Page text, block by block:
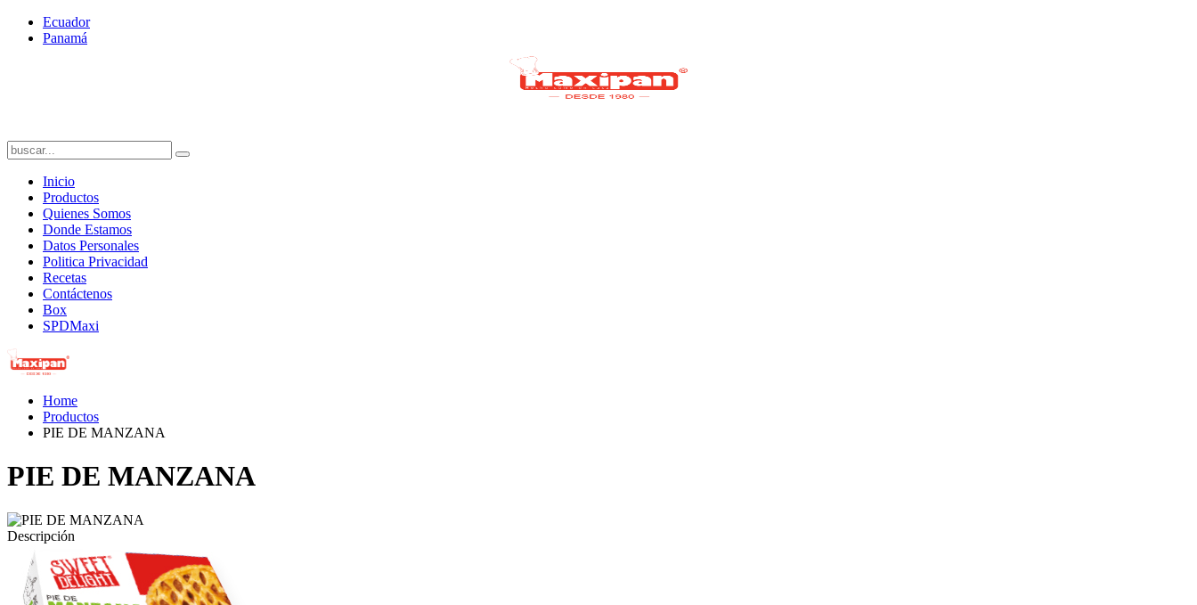
Ecuador
Panamá
Inicio
Productos
Quienes Somos
Donde Estamos
Datos Personales
Politica Privacidad
Recetas
Contáctenos
Box
SPDMaxi
Home
Productos
PIE DE MANZANA
PIE DE MANZANA
Descripción